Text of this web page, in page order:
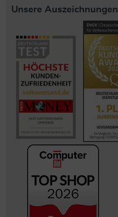
Unsere Auszeichnungen